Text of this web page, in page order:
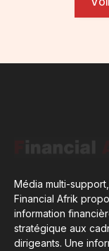
Média multi-support,
Financial Afrik
information
stratégique aux
dirigeants. Une